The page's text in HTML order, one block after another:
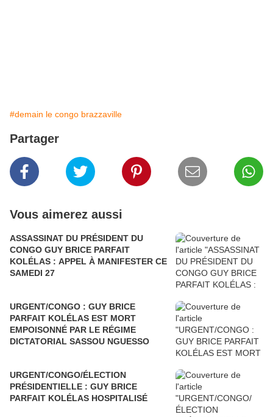
#demain le congo brazzaville
Partager
Vous aimerez aussi
ASSASSINAT DU PRÉSIDENT DU
CONGO GUY BRICE PARFAIT
KOLÉLAS : APPEL À MANIFESTER CE
SAMEDI 27
URGENT/CONGO : GUY BRICE
PARFAIT KOLÉLAS EST MORT
EMPOISONNÉ PAR LE RÉGIME
DICTATORIAL SASSOU NGUESSO
URGENT/CONGO/ÉLECTION
PRÉSIDENTIELLE : GUY BRICE
PARFAIT KOLÉLAS HOSPITALISÉ